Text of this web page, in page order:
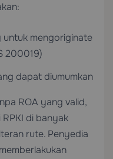
mengoriginate
200019)
dapat diumumkan
ROA yang valid,
di banyak
rute. Penyedia